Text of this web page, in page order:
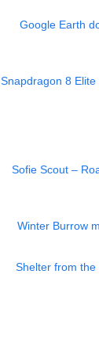
Google Earth
Snapdragon 8
Sofie Scout –
Winter Burrow
Shelter from